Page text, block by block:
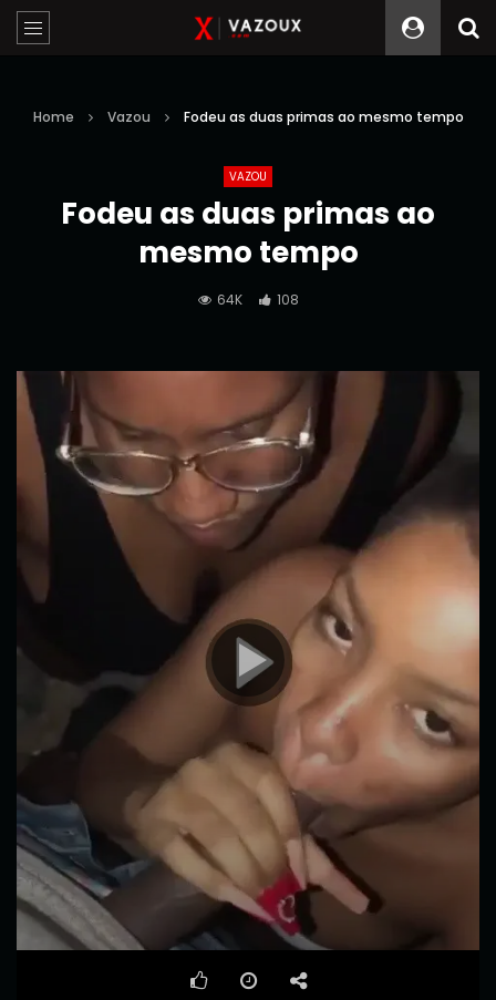
Home Vazou Fodeu as duas primas ao mesmo tempo
VAZOU
Fodeu as duas primas ao
mesmo tempo
64K 108
de
vídeo
00:00